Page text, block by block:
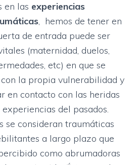
en las experiencias
, hemos de tener en
de entrada puede ser
(maternidad, duelos,
etc) en que se
la propia vulnerabilidad y
en contacto con las heridas
del pasados.
se consideran traumáticas
a largo plazo que
como abrumadoras